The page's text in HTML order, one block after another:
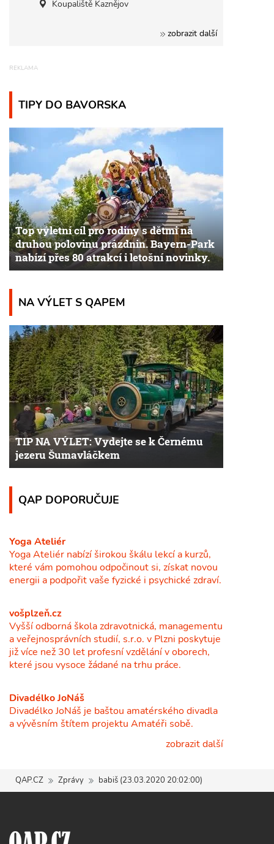
Koupaliště Kaznějov
zobrazit další
TIPY DO BAVORSKA
Top výletní cíl pro rodiny s dětmi na
druhou polovinu prázdnin. Bayern-Park
nabízí přes 80 atrakcí i letošní novinky.
NA VÝLET S QAPEM
TIP NA VÝLET: Vydejte se k Černému
jezeru Šumavláčkem
QAP DOPORUČUJE
Yoga Ateliér
Yoga Ateliér nabízí širokou škálu lekcí a kurzů,
které vám pomohou odpočinout si, získat novou
energii a podpořit vaše fyzické i psychické zdraví.
vošplzeň.cz
Vyšší odborná škola zdravotnická, managementu
a veřejnosprávních studií, s.r.o. v Plzni poskytuje
již více než 30 let profesní vzdělání v oborech,
které jsou vysoce žádané na trhu práce.
Divadélko JoNáš
Divadélko JoNáš je baštou amatérského divadla
a vývěsním štítem projektu Amatéři sobě.
zobrazit další
QAP.CZ Zprávy babiš (23.03.2020 20:02:00)